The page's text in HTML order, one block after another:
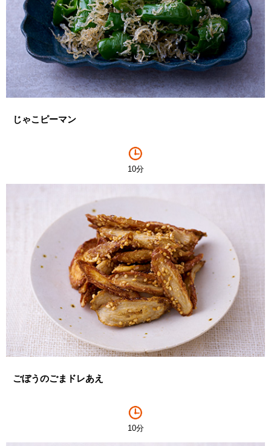
じゃこピーマン
10分
ごぼうのごまドレあえ
10分